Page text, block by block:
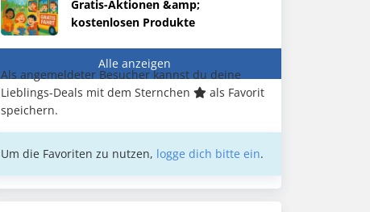
Gratis-Aktionen &amp;
kostenlosen Produkte
Alle anzeigen
Als angemeldeter Besucher kannst du deine
Lieblings-Deals mit dem Sternchen
als Favorit
speichern.
Um die Favoriten zu nutzen, logge dich bitte ein.